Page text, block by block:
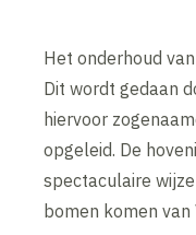
Het onderhoud
Dit wordt gedaan
hiervoor
opgeleid. De
spectaculaire
bomen komen